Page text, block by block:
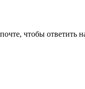
чтобы ответить